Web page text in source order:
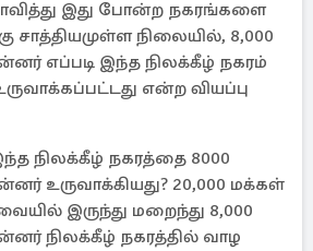
இது போன்ற நகரங்களை
சாத்தியமுள்ள நிலையில், 8,000
எப்படி இந்த நிலக்கீழ் நகரம்
என்ற வியப்பு
நிலக்கீழ் நகரத்தை 8000
உருவாக்கியது? 20,000 மக்கள்
இருந்து மறைந்து 8,000
நிலக்கீழ் நகரத்தில் வாழ